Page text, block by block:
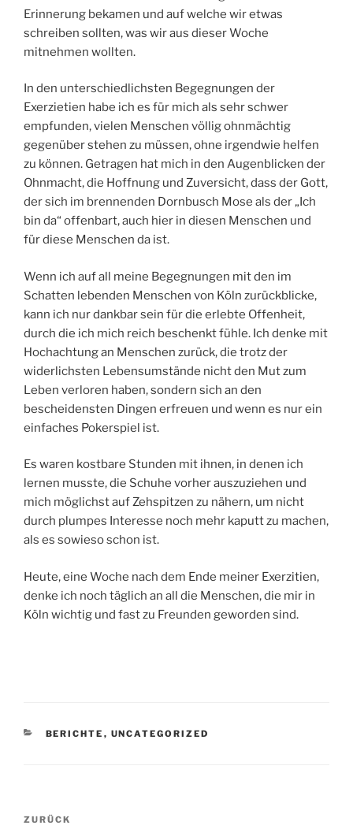
Erinnerung bekamen und auf welche wir etwas
schreiben sollten, was wir aus dieser Woche
mitnehmen wollten.
In den unterschiedlichsten Begegnungen der
Exerzietien habe ich es für mich als sehr schwer
empfunden, vielen Menschen völlig ohnmächtig
gegenüber stehen zu müssen, ohne irgendwie helfen
zu können. Getragen hat mich in den Augenblicken der
Ohnmacht, die Hoffnung und Zuversicht, dass der Gott,
der sich im brennenden Dornbusch Mose als der „Ich
bin da“ offenbart, auch hier in diesen Menschen und
für diese Menschen da ist.
Wenn ich auf all meine Begegnungen mit den im
Schatten lebenden Menschen von Köln zurückblicke,
kann ich nur dankbar sein für die erlebte Offenheit,
durch die ich mich reich beschenkt fühle. Ich denke mit
Hochachtung an Menschen zurück, die trotz der
widerlichsten Lebensumstände nicht den Mut zum
Leben verloren haben, sondern sich an den
bescheidensten Dingen erfreuen und wenn es nur ein
einfaches Pokerspiel ist.
Es waren kostbare Stunden mit ihnen, in denen ich
lernen musste, die Schuhe vorher auszuziehen und
mich möglichst auf Zehspitzen zu nähern, um nicht
durch plumpes Interesse noch mehr kaputt zu machen,
als es sowieso schon ist.
Heute, eine Woche nach dem Ende meiner Exerzitien,
denke ich noch täglich an all die Menschen, die mir in
Köln wichtig und fast zu Freunden geworden sind.
KATEGORIEN
BERICHTE , UNCATEGORIZED
Beitragsnavigation
Vorheriger
ZURÜCK